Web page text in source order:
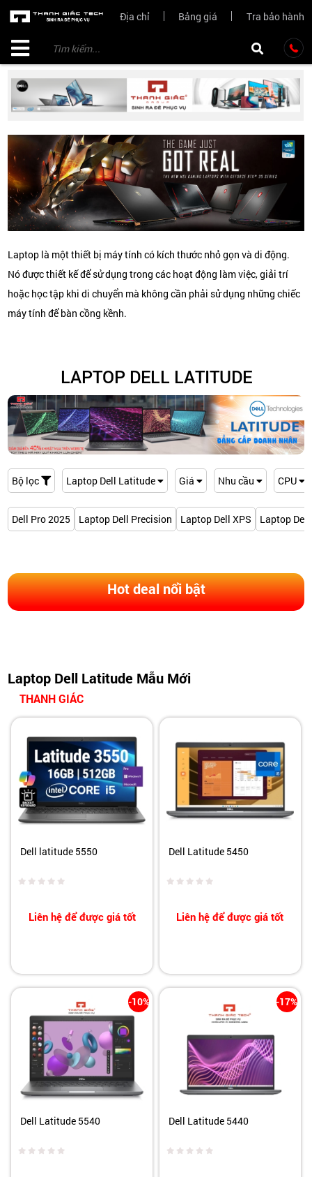
Địa chỉ Bảng giá Tra bảo hành
Laptop là một thiết bị máy tính có kích thước nhỏ gọn và di động.
Nó được thiết kế để sử dụng trong các hoạt động làm việc, giải trí
hoặc học tập khi di chuyển mà không cần phải sử dụng những chiếc
máy tính để bàn cồng kềnh.
LAPTOP DELL LATITUDE
Bộ lọc Laptop Dell Latitude Giá Nhu cầu CPU
Dell Pro 2025 Laptop Dell Precision Laptop Dell XPS Laptop
Hot deal nổi bật
Laptop Dell Latitude Mẫu Mới
THANH GIÁC
Dell latitude 5550
Liên hệ để được giá tốt
Dell Latitude 5450
Liên hệ để được giá tốt
-10%
Dell Latitude 5540
-17%
Dell Latitude 5440